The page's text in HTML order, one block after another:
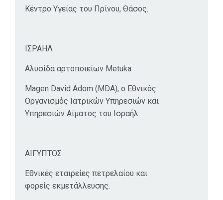
Κέντρο Υγείας του Πρίνου, Θάσος.
ΙΣΡΑΗΛ
Αλυσίδα αρτοποιείων Metuka.
Magen David Adom (MDA), ο Εθνικός
Οργανισμός Ιατρικών Υπηρεσιών και
Υπηρεσιών Αίματος του Ισραήλ.
ΑΙΓΥΠΤΟΣ
Εθνικές εταιρείες πετρελαίου και
φορείς εκμετάλλευσης.